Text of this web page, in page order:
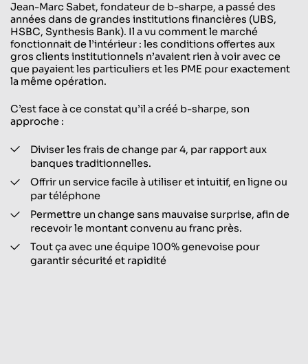
Jean-Marc Sabet, fondateur de b-sharpe, a passé des
années dans de grandes institutions financières (UBS,
HSBC, Synthesis Bank). Il a vu comment le marché
fonctionnait de l’intérieur : les conditions offertes aux
gros clients institutionnels n’avaient rien à voir avec ce
que payaient les particuliers et les PME pour exactement
la même opération.
C’est face à ce constat qu’il a créé b-sharpe, son
approche :
Diviser les frais de change par 4, par rapport aux
banques traditionnelles.
Offrir un service facile à utiliser et intuitif, en ligne ou
par téléphone
Permettre un change sans mauvaise surprise, afin de
recevoir le montant convenu au franc près.
Tout ça avec une équipe 100% genevoise pour
garantir sécurité et rapidité